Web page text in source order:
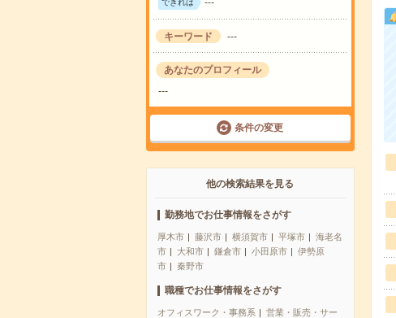
できれば ---
キーワード ---
あなたのプロフィール
---
条件の変更
他の検索結果を見る
勤務地でお仕事情報をさがす
厚木市 藤沢市 横須賀市 平塚市
海老名
市
大和市 鎌倉市 小田原市
伊勢原
市
秦野市
職種でお仕事情報をさがす
オフィスワーク・事務系
営業・販売・サー